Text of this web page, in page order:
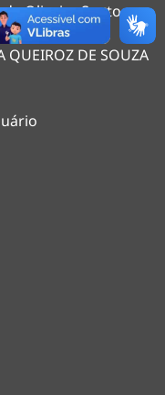
Oliveira Santos
DE SOUZA